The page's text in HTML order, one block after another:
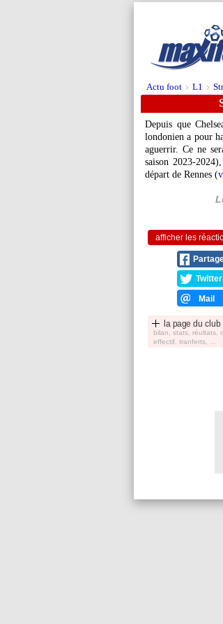
Actu foot > L1 >
Depuis que
londonien a pour
aguerrir. Ce ne
saison 2023-
départ de Rennes (
afficher les
Twitter
Mail
la page du club
bilan, stats, réultats,
effectif, tranferts, ...